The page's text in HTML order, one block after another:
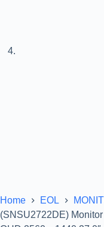
Home EOL
(SNSU2722DE)